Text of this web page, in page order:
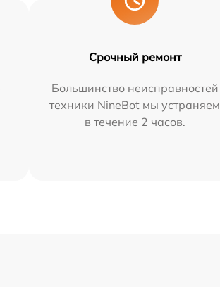
Срочный ремонт
Большинство неисправностей
техники NineBot мы устраняем
в течение 2 часов.